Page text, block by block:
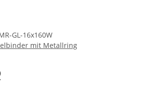
GL-16x160W
mit Metallring